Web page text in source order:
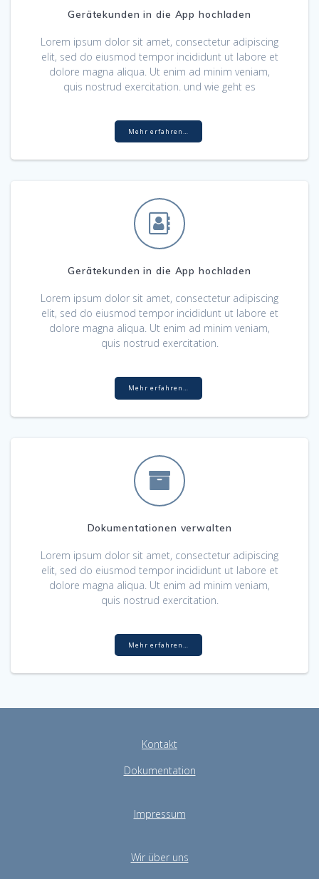
Gerätekunden in die App hochladen
Lorem ipsum dolor sit amet, consectetur adipiscing
elit, sed do eiusmod tempor incididunt ut labore et
dolore magna aliqua. Ut enim ad minim veniam,
quis nostrud exercitation. und wie geht es
Mehr erfahren…
Gerätekunden in die App hochladen
Lorem ipsum dolor sit amet, consectetur adipiscing
elit, sed do eiusmod tempor incididunt ut labore et
dolore magna aliqua. Ut enim ad minim veniam,
quis nostrud exercitation.
Mehr erfahren…
Dokumentationen verwalten
Lorem ipsum dolor sit amet, consectetur adipiscing
elit, sed do eiusmod tempor incididunt ut labore et
dolore magna aliqua. Ut enim ad minim veniam,
quis nostrud exercitation.
Mehr erfahren…
Kontakt
Dokumentation
Impressum
Wir über uns